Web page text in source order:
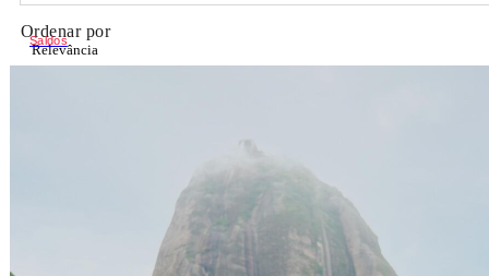
Ordenar por
Relevância
Saldos